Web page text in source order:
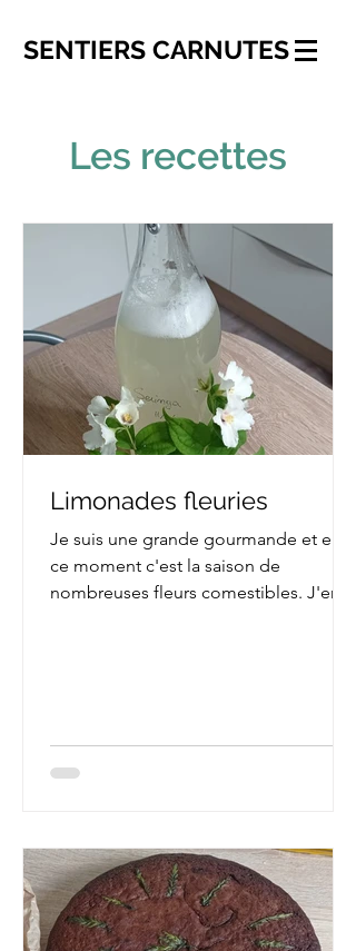
SENTIERS CARNUTES
Les recettes
Limonades fleuries
Je suis une grande gourmande et en
ce moment c'est la saison de
nombreuses fleurs comestibles. J'en